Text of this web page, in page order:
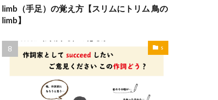
limb（手足）の覚え方【スリムにトリム 鳥の
limb】
s